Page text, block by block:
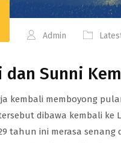
Admin
dan Sunni
kembali memboyong
dibawa kembali ke
tahun ini merasa